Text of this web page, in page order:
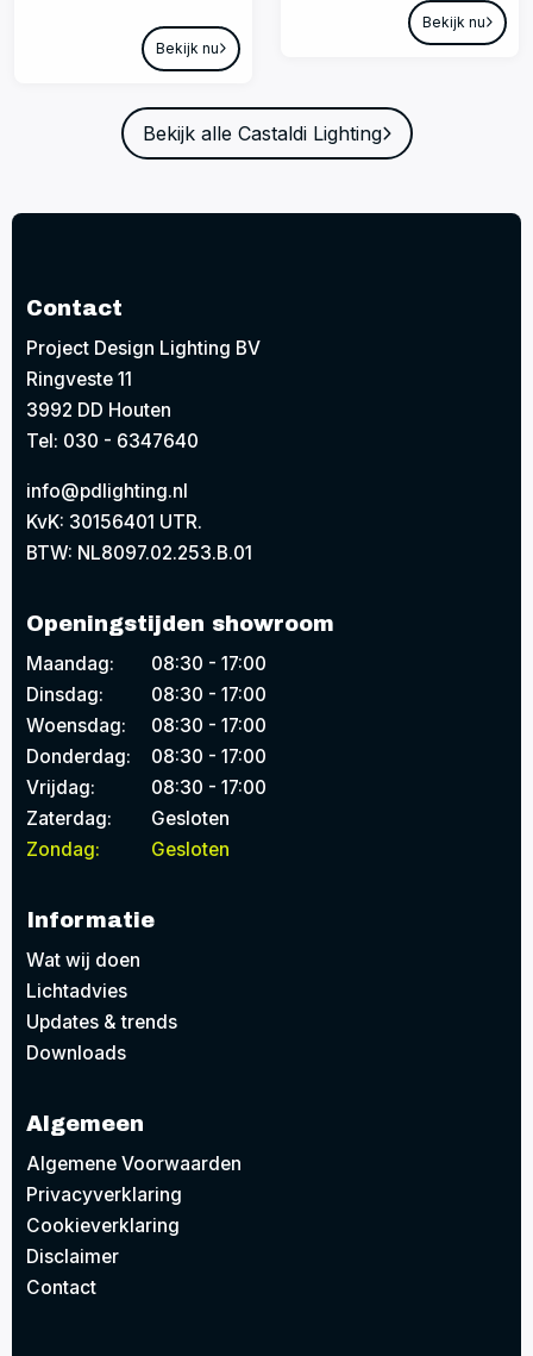
Bekijk nu
Bekijk nu
Bekijk alle Castaldi Lighting
Contact
Project Design Lighting BV
Ringveste 11
3992 DD Houten
Tel: 030 - 6347640
info@pdlighting.nl
KvK: 30156401 UTR.
BTW: NL8097.02.253.B.01
Openingstijden showroom
Maandag:
08:30 - 17:00
Dinsdag:
08:30 - 17:00
Woensdag:
08:30 - 17:00
Donderdag:
08:30 - 17:00
Vrijdag:
08:30 - 17:00
Zaterdag:
Gesloten
Zondag:
Gesloten
Informatie
Wat wij doen
Lichtadvies
Updates & trends
Downloads
Algemeen
Algemene Voorwaarden
Privacyverklaring
Cookieverklaring
Disclaimer
Contact